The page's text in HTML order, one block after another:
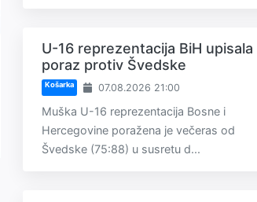
U-16 reprezentacija BiH upisala
poraz protiv Švedske
Košarka 07.08.2026 21:00
Muška U-16 reprezentacija Bosne i
Hercegovine poražena je večeras od
Švedske (75:88) u susretu d...